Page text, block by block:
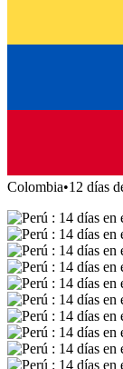
Colombia•12 días